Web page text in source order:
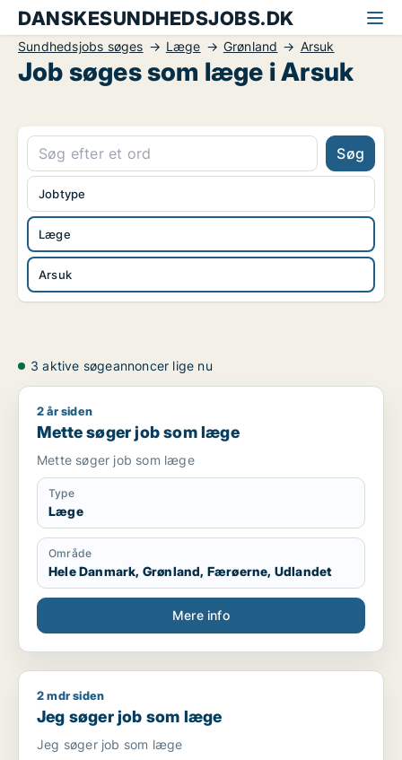
DANSKESUNDHEDSJOBS.DK
Sundhedsjobs søges Læge Grønland Arsuk
Job søges som læge i Arsuk
Søg
Læge
Arsuk
Jobtype
3 aktive søgeannoncer lige nu
Mette søger job som læge
2 år siden
Mette søger job som læge
Mette søger job som læge
Type
Læge
Område
Hele Danmark, Grønland, Færøerne, Udlandet
Mere info
Jeg søger job som læge
2 mdr siden
Jeg søger job som læge
Jeg søger job som læge